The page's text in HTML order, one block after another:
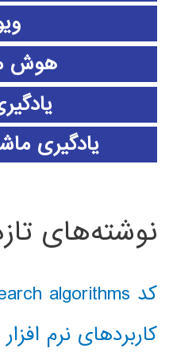
هوش
یادگیری
نوشته‌های
کد classical AI search algorithms
کاربردهای نرم